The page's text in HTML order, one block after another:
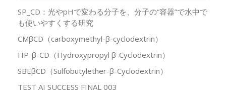
SP_CD：光やpHで変わる分子を、分子の“容器”で水中で
も使いやすくする研究
CMβCD（carboxymethyl-β-cyclodextrin）
HP-β-CD（Hydroxypropyl β-Cyclodextrin）
SBEβCD（Sulfobutylether-β-Cyclodextrin）
TEST AI SUCCESS FINAL 003